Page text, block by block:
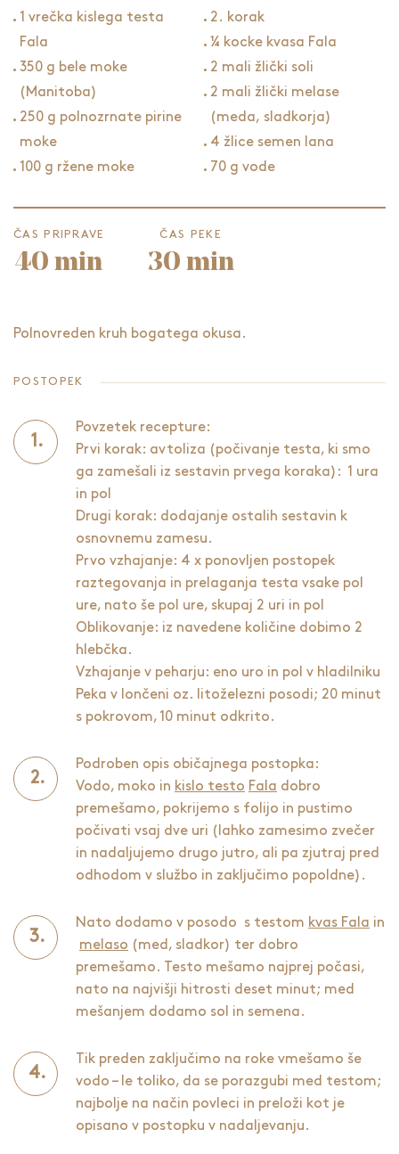
1 vrečka kislega testa
Fala
350 g bele moke
(Manitoba)
250 g polnozrnate pirine
moke
100 g ržene moke
2. korak
¼ kocke kvasa Fala
2 mali žlički soli
2 mali žlički melase
(meda, sladkorja)
4 žlice semen lana
70 g vode
ČAS PRIPRAVE
40 min
ČAS PEKE
30 min
Polnovreden kruh bogatega okusa.
POSTOPEK
Povzetek recepture:
Prvi korak: avtoliza (počivanje testa, ki smo
ga zamešali iz sestavin prvega koraka): 1 ura
in pol
Drugi korak: dodajanje ostalih sestavin k
osnovnemu zamesu.
Prvo vzhajanje: 4 x ponovljen postopek
raztegovanja in prelaganja testa vsake pol
ure, nato še pol ure, skupaj 2 uri in pol
Oblikovanje: iz navedene količine dobimo 2
hlebčka.
Vzhajanje v peharju: eno uro in pol v hladilniku
Peka v lončeni oz. litoželezni posodi; 20 minut
s pokrovom, 10 minut odkrito.
Podroben opis običajnega postopka:
Vodo, moko in kislo testo Fala dobro
premešamo, pokrijemo s folijo in pustimo
počivati vsaj dve uri (lahko zamesimo zvečer
in nadaljujemo drugo jutro, ali pa zjutraj pred
odhodom v službo in zaključimo popoldne).
Nato dodamo v posodo s testom kvas Fala in
melaso (med, sladkor) ter dobro
premešamo. Testo mešamo najprej počasi,
nato na najvišji hitrosti deset minut; med
mešanjem dodamo sol in semena.
Tik preden zaključimo na roke vmešamo še
vodo – le toliko, da se porazgubi med testom;
najbolje na način povleci in preloži kot je
opisano v postopku v nadaljevanju.